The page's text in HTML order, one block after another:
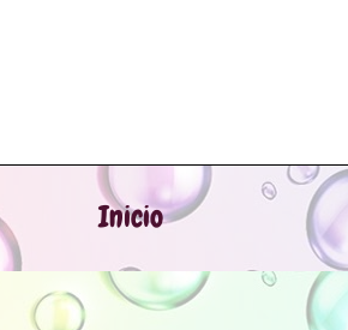
Inicio